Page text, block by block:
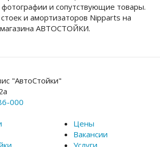
фотографии и сопутствующие товары.
и амортизаторов Nipparts на
АВТОСТОЙКИ.
"АвтоСтойки"
000
Цены
Вакансии